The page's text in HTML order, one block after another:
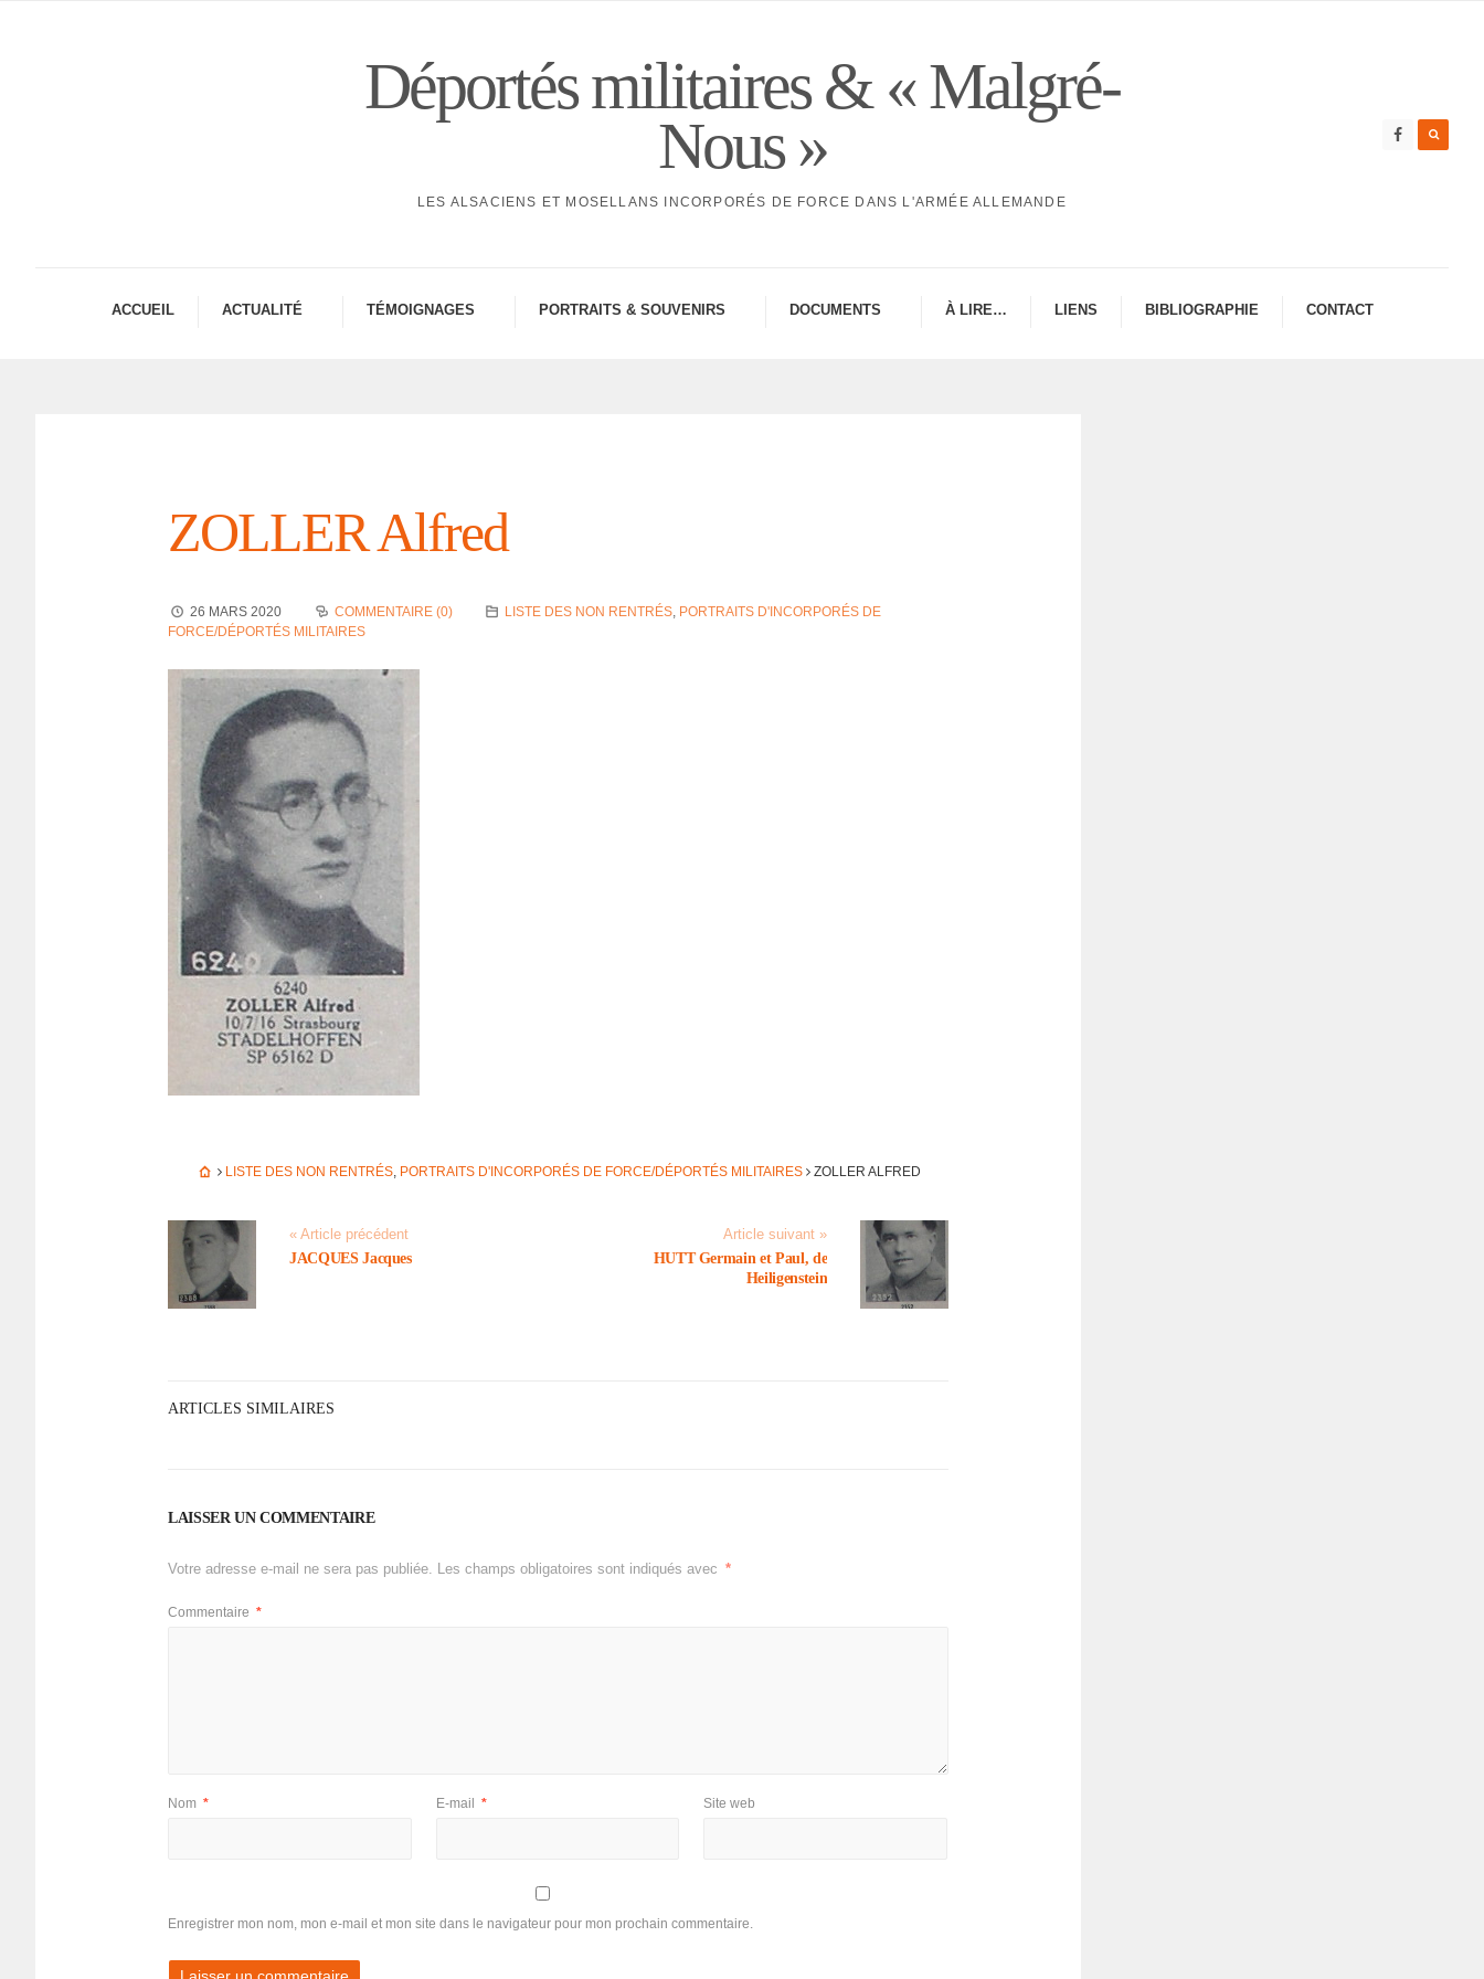
Déportés militaires & « Malgré-
Nous »
LES ALSACIENS ET MOSELLANS INCORPORÉS DE FORCE DANS L'ARMÉE ALLEMANDE
ACCUEIL ACTUA­LITÉ TÉMOI­GNAGES PORTRAITS & SOUVE­NIRS DOCU­MENTS À LIRE… LIENS BIBLIO­GRA­PHIE CONTAC­­T
ZOLLER Alfred
26 MARS 2020 COMMENTAIRE (0) LISTE DES NON RENTRÉS, PORTRAITS D'INCORPORÉS DE
FORCE/DÉPORTÉS MILITAIRES
LISTE DES NON RENTRÉS, PORTRAITS D'INCORPORÉS DE FORCE/DÉPORTÉS MILITAIRES ZOLLER ALFRED
« Article précédent
JACQUES Jacques
Article suivant »
HUTT Germain et Paul, de
Heili­gen­stein
ARTICLES SIMILAIRES
LAISSER UN COMMENTAIRE
Votre adresse e-mail ne sera pas publiée. Les champs obligatoires sont indiqués avec *
Commentaire *
Nom * E-mail * Site web
Enregistrer mon nom, mon e-mail et mon site dans le navigateur pour mon prochain commentaire.